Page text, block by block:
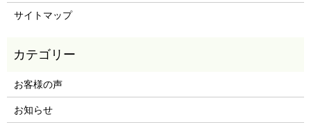
サイトマップ
お客様の声
お知らせ